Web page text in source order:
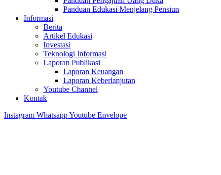
Panduan Edukasi Menjelang Pensiun
Informasi
Berita
Artikel Edukasi
Investasi
Teknologi Informasi
Laporan Publikasi
Laporan Keuangan
Laporan Keberlanjutan
Youtube Channel
Kontak
Instagram WhatsappYoutube Envelope